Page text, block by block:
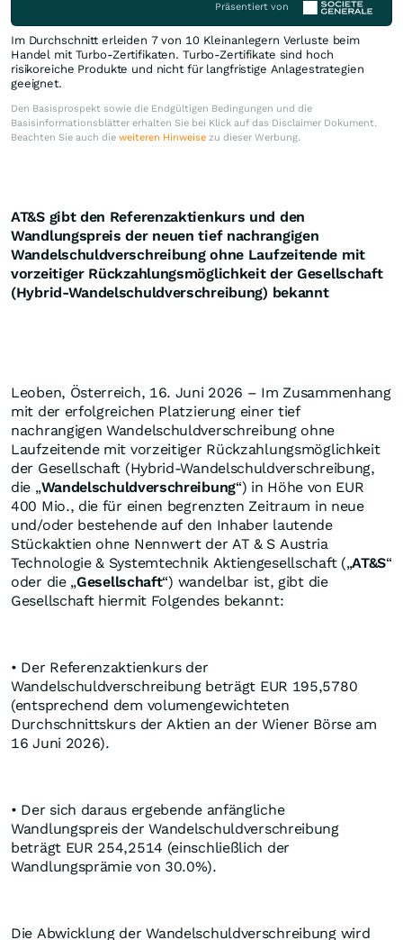
Präsentiert von
Im Durchschnitt erleiden 7 von 10 Kleinanlegern Verluste beim
Handel mit Turbo-Zertifikaten. Turbo-Zertifikate sind hoch
risikoreiche Produkte und nicht für langfristige Anlagestrategien
geeignet.
Den Basisprospekt sowie die Endgültigen Bedingungen und die
Basisinformationsblätter erhalten Sie bei Klick auf das Disclaimer Dokument.
Beachten Sie auch die weiteren Hinweise zu dieser Werbung.
AT&S gibt den Referenzaktienkurs und den
Wandlungspreis der neuen tief nachrangigen
Wandelschuldverschreibung ohne Laufzeitende mit
vorzeitiger Rückzahlungsmöglichkeit der Gesellschaft
(Hybrid-Wandelschuldverschreibung) bekannt
Leoben, Österreich, 16. Juni 2026 – Im Zusammenhang
mit der erfolgreichen Platzierung einer tief
nachrangigen Wandelschuldverschreibung ohne
Laufzeitende mit vorzeitiger Rückzahlungsmöglichkeit
der Gesellschaft (Hybrid-Wandelschuldverschreibung,
die „Wandelschuldverschreibung“) in Höhe von EUR
400 Mio., die für einen begrenzten Zeitraum in neue
und/oder bestehende auf den Inhaber lautende
Stückaktien ohne Nennwert der AT & S Austria
Technologie & Systemtechnik Aktiengesellschaft („AT&S“
oder die „Gesellschaft“) wandelbar ist, gibt die
Gesellschaft hiermit Folgendes bekannt:
• Der Referenzaktienkurs der
Wandelschuldverschreibung beträgt EUR 195,5780
(entsprechend dem volumengewichteten
Durchschnittskurs der Aktien an der Wiener Börse am
16 Juni 2026).
• Der sich daraus ergebende anfängliche
Wandlungspreis der Wandelschuldverschreibung
beträgt EUR 254,2514 (einschließlich der
Wandlungsprämie von 30.0%).
Die Abwicklung der Wandelschuldverschreibung wird